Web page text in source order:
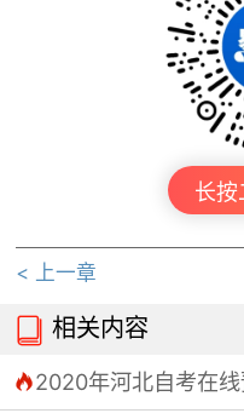
长按
< 上一章
 相关内容
2020年河北自考在